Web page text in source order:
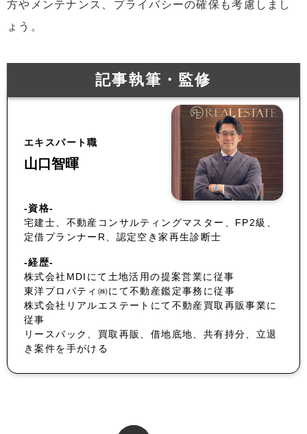
方やメンテナンス、プライバシーの確保も考慮しまし
ょう。
記事執筆・監修
エキスパート職
山口智暉
-資格-
宅建士、不動産コンサルティングマスター、FP2級、
定借プランナーR、認定空き家再生診断士
-経歴-
株式会社MDIにて土地活用の提案営業に従事
東洋プロパティ㈱にて不動産鑑定事務に従事
株式会社リアルエステートにて不動産買取再販事業に
従事
リースバック、買取再販、借地底地、共有持分、立退
き案件を手がける